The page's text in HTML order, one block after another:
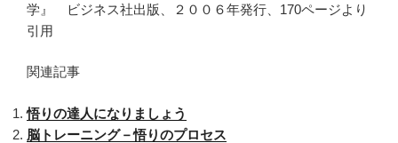
学』 ビジネス社出版、２００６年発行、170ページより
引用
関連記事
悟りの達人になりましょう
脳トレーニング－悟りのプロセス